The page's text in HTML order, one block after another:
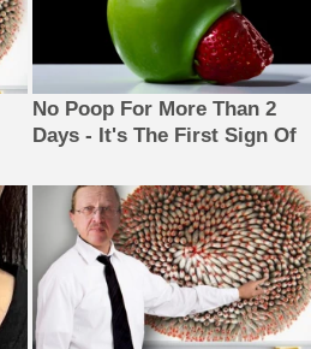
No Poop For More Than 2
Days - It's The First Sign Of